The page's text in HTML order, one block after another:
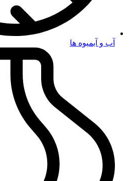
آب و آبمیوه ها